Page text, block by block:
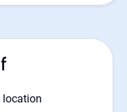
location